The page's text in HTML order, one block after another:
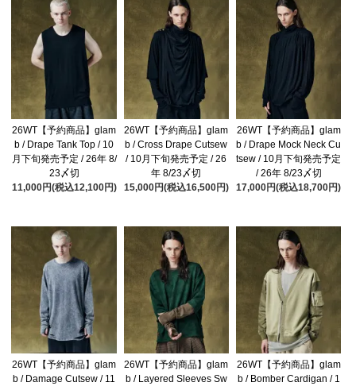
26WT【予約商品】glam
b / Drape Tank Top / 10
月下旬発売予定 / 26年 8/
23〆切
11,000円(税込12,100円)
26WT【予約商品】glam
b / Cross Drape Cutsew
/ 10月下旬発売予定 / 26
年 8/23〆切
15,000円(税込16,500円)
26WT【予約商品】glam
b / Drape Mock Neck Cu
tsew / 10月下旬発売予定
/ 26年 8/23〆切
17,000円(税込18,700円)
26WT【予約商品】glam
b / Damage Cutsew / 11
26WT【予約商品】glam
b / Layered Sleeves Sw
26WT【予約商品】glam
b / Bomber Cardigan / 1